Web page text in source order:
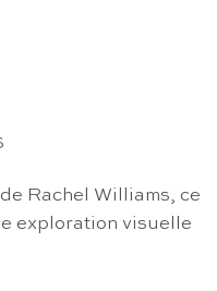
Rachel Williams, ce
exploration visuelle